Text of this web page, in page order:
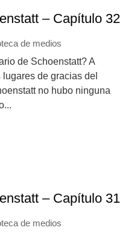
– Capítulo 32
de medios
de Schoenstatt? A
de gracias del
no hubo ninguna
– Capítulo 31
de medios